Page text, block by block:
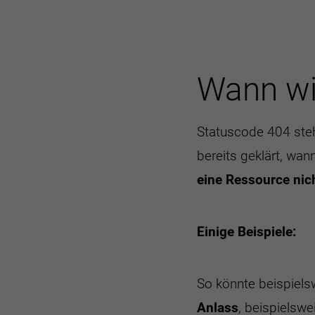
Wann
Statuscode 404
bereits geklärt,
eine Ressource
Einige Beispiele:
So könnte
Anlass,